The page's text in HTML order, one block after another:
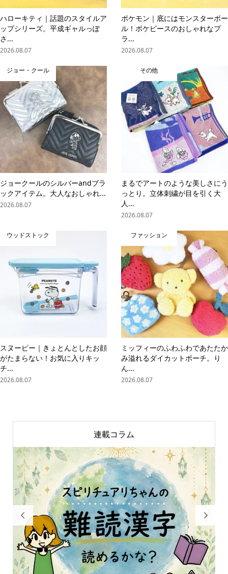
ハローキティ｜話題のスタイルア
ップシリーズ。平成ギャルっぽ
さ...
2026.08.07
ポケモン｜底にはモンスターボー
ル！ポケピースのおしゃれなプ
ラ...
2026.08.07
ジョー・クール
ジョークールのシルバーandブラ
ックアイテム。大人なおしゃれ...
2026.08.07
その他
まるでアートのような美しさにう
っとり。立体刺繍が目を引く大
人...
2026.08.07
ウッドストック
スヌーピー｜きょとんとしたお顔
がたまらない！お気に入りキッ
チ...
2026.08.07
ファッション
ミッフィーのふわふわであたたか
み溢れるダイカットポーチ。り
ん...
2026.08.07
連載コラム
 